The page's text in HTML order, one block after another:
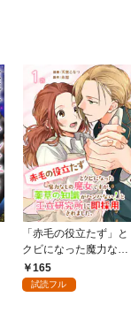
「赤毛の役立たず」と
クビになった魔力なし
の魔女ですが、「薬草
の知識がハンパな
165
試読フル